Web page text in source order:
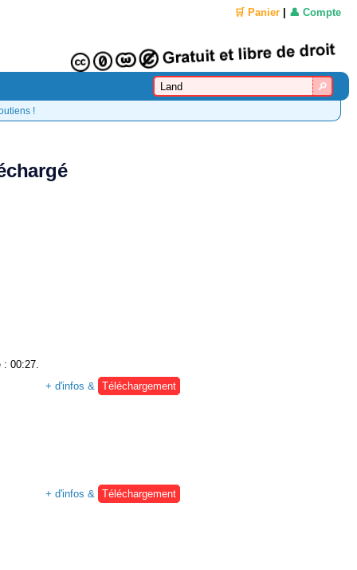
🛒 Panier 👤 Compte
!
: 00:27.
+ d'infos &
Téléchargement
+ d'infos &
Téléchargement